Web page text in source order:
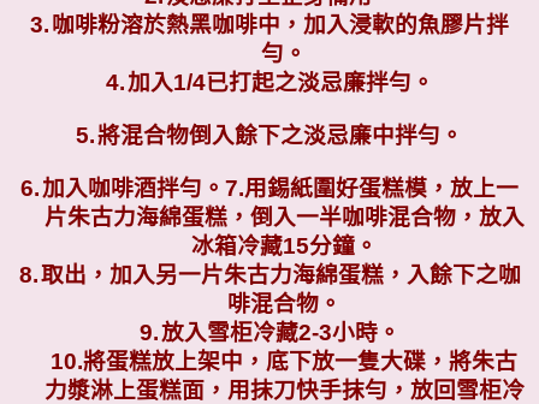
3.咖啡粉溶於熱黑咖啡中，加入浸軟的魚膠片拌
勻。
4.加入1/4已打起之淡忌廉拌勻。
5.將混合物倒入餘下之淡忌廉中拌勻。
6.加入咖啡酒拌勻。 7.用錫紙圍好蛋糕模，放上一
片朱古力海綿蛋糕，倒入一半咖啡混合物，放入
冰箱冷藏15分鐘。
8.取出，加入另一片朱古力海綿蛋糕，入餘下之咖
啡混合物。
9.放入雪柜冷藏2-3小時。
10.將蛋糕放上架中，底下放一隻大碟，將朱古
力漿淋上蛋糕面，用抹刀快手抹勻，放回雪柜冷